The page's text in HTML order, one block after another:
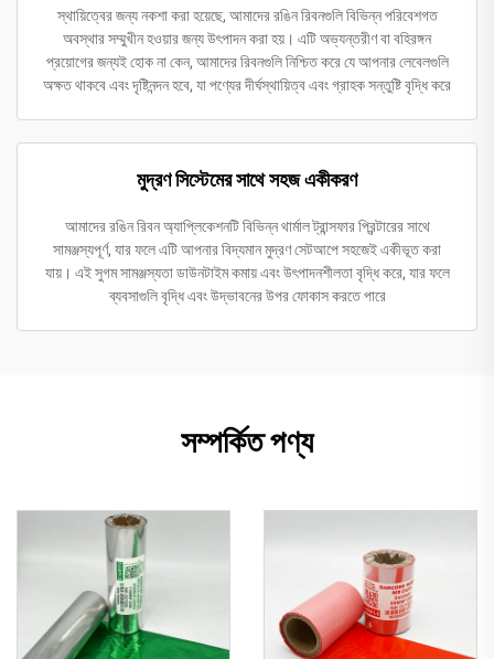
স্থায়িত্বের জন্য নকশা করা হয়েছে, আমাদের রঙিন রিবনগুলি বিভিন্ন পরিবেশগত
অবস্থার সম্মুখীন হওয়ার জন্য উৎপাদন করা হয়। এটি অভ্যন্তরীণ বা বহিরঙ্গন
প্রয়োগের জন্যই হোক না কেন, আমাদের রিবনগুলি নিশ্চিত করে যে আপনার লেবেলগুলি
অক্ষত থাকবে এবং দৃষ্টিনন্দন হবে, যা পণ্যের দীর্ঘস্থায়িত্ব এবং গ্রাহক সন্তুষ্টি বৃদ্ধি করে
মুদ্রণ সিস্টেমের সাথে সহজ একীকরণ
আমাদের রঙিন রিবন অ্যাপ্লিকেশনটি বিভিন্ন থার্মাল ট্রান্সফার প্রিন্টারের সাথে
সামঞ্জস্যপূর্ণ, যার ফলে এটি আপনার বিদ্যমান মুদ্রণ সেটআপে সহজেই একীভূত করা
যায়। এই সুগম সামঞ্জস্যতা ডাউনটাইম কমায় এবং উৎপাদনশীলতা বৃদ্ধি করে, যার ফলে
ব্যবসাগুলি বৃদ্ধি এবং উদ্ভাবনের উপর ফোকাস করতে পারে
সম্পর্কিত পণ্য